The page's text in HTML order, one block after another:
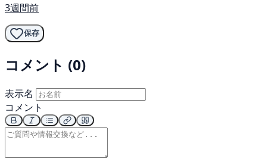
3週間前
保存
コメント (0)
表示名
コメント